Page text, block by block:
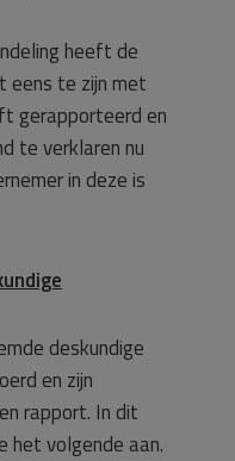
heeft de
eens te zijn met
gerapporteerd en
te verklaren nu
in deze is
deskundige
en zijn
rapport. In dit
het volgende aan.